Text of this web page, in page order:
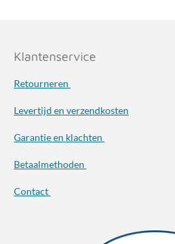
Klantenservice
Retourneren
Levertijd en verzendkosten
Garantie en klachten
Betaalmethoden
Contact